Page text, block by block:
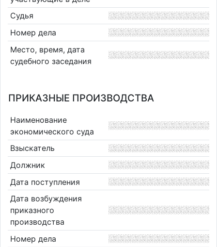
Судья
Номер дела
Место, время, дата
судебного заседания
ПРИКАЗНЫЕ ПРОИЗВОДСТВА
Наименование
экономического суда
Взыскатель
Должник
Дата поступления
Дата возбуждения
приказного
производства
Номер дела